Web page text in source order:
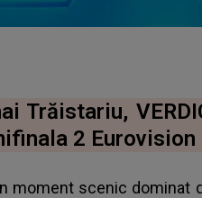
ARTICOLUL
Trăistariu,
2
moment scenic dominat